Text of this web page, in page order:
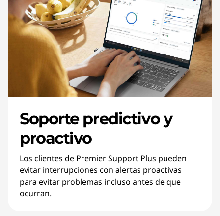
Soporte predictivo y
proactivo
Los clientes de Premier Support Plus pueden
evitar interrupciones con alertas proactivas
para evitar problemas incluso antes de que
ocurran.